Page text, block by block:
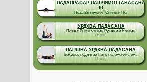
ПАДАПРАСАР ПАШЧИМОТТАНАСАНА
III
Поза Вытяжения Спины и Ног
(Ноги)
УРДХВА ПАДАСАНА
Поза с Вытянутыми Руками и Ногами
(Ноги)
ПАРШВА УРДХВА ПАДАСАНА
Боковое поднятие Ног в положении лежа
(Ноги)